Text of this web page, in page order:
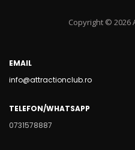
Copyright © 2026
EMAIL
info@attractionclub.ro
TELEFON/WHATSAPP
0731578887